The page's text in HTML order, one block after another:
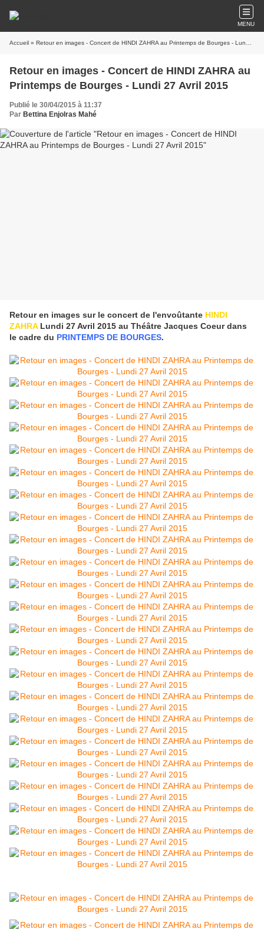
MENU
Accueil » Retour en images - Concert de HINDI ZAHRA au Printemps de Bourges - Lundi 27 Avril 2015
Retour en images - Concert de HINDI ZAHRA au
Printemps de Bourges - Lundi 27 Avril 2015
Publié le 30/04/2015 à 11:37
Par Bettina Enjolras Mahé
Retour en images sur le concert de l'envoûtante HINDI
ZAHRALundi 27 Avril 2015 au Théâtre Jacques Coeur dans
le cadre du PRINTEMPS DE BOURGES.